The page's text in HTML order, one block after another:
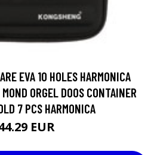
EVA 10 HOLES HARMONICA
ORGEL DOOS CONTAINER
7 PCS HARMONICA
EUR